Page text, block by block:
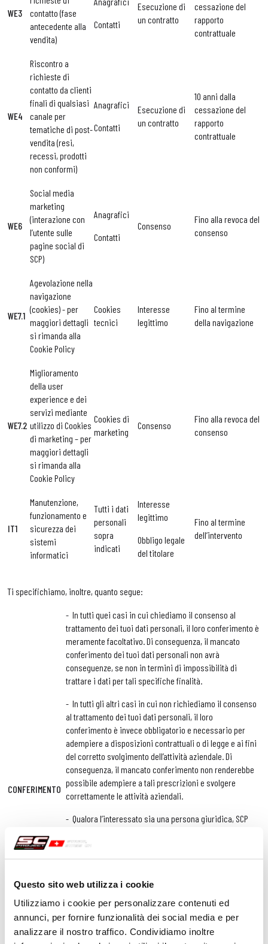
Questo sito web utilizza i cookie
Utilizziamo i cookie per personalizzare contenuti ed
annunci, per fornire funzionalità dei social media e per
analizzare il nostro traffico. Condividiamo inoltre
WE3
contatto (fase
antecedente alla
vendita)
Contatti
Esecuzione di
un contratto
cessazione del
rapporto
contrattuale
WE4
Riscontro a
richieste di
contatto da clienti
finali di qualsiasi
canale per
tematiche di post-
vendita (resi,
recessi, prodotti
non conformi)
Anagrafici
Contatti
Esecuzione di
un contratto
10 anni dalla
cessazione del
rapporto
contrattuale
WE6
Social media
marketing
(interazione con
l’utente sulle
pagine social di
SCP)
Anagrafici
Contatti
Consenso
Fino alla revoca del
consenso
WE7.1
Agevolazione nella
navigazione
(cookies) - per
maggiori dettagli
si rimanda alla
Cookie Policy
Cookies
tecnici
Interesse
legittimo
Fino al termine
della navigazione
WE7.2
Miglioramento
della user
experience e dei
servizi mediante
utilizzo di Cookies
di marketing – per
maggiori dettagli
si rimanda alla
Cookie Policy
Cookies di
marketing
Consenso
Fino alla revoca del
consenso
IT1
Manutenzione,
funzionamento e
sicurezza dei
sistemi
informatici
Tutti i dati
personali
sopra
indicati
Interesse
legittimo
Obbligo legale
del titolare
Fino al termine
dell’intervento
Ti specifichiamo, inoltre, quanto segue:
CONFERIMENTO
- In tutti quei casi in cui chiediamo il consenso al
trattamento dei tuoi dati personali, il loro conferimento è
meramente facoltativo. Di conseguenza, il mancato
conferimento dei tuoi dati personali non avrà
conseguenze, se non in termini di impossibilità di
trattare i dati per tali specifiche finalità.
- In tutti gli altri casi in cui non richiediamo il consenso
al trattamento dei tuoi dati personali, il loro
conferimento è invece obbligatorio e necessario per
adempiere a disposizioni contrattuali o di legge e ai fini
del corretto svolgimento dell’attività aziendale. Di
conseguenza, il mancato conferimento non renderebbe
possibile adempiere a tali prescrizioni e svolgere
correttamente le attività aziendali.
- Qualora l’interessato sia una persona giuridica, SCP
personali relativi ai suoi rappresentanti o collaboratori;
tuttavia, nella consapevolezza che, le caratteristiche
esempio, composto dalla stringa nome.cognome),
possano comportare il verificarsi di tale circostanza,
essa tratterà anche tali dati nelle modalità indicate nella
presente informativa che l’utente si impegna perciò a
consegnare a tutti i suoi rappresentanti / collaboratori